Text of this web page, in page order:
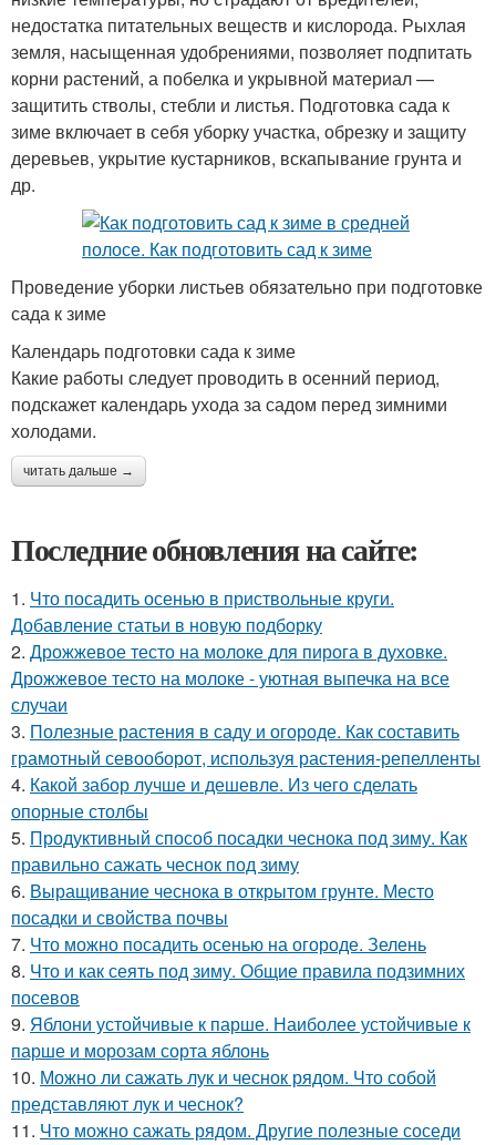
недостатка питательных веществ и кислорода. Рыхлая
земля, насыщенная удобрениями, позволяет подпитать
корни растений, а побелка и укрывной материал —
защитить стволы, стебли и листья. Подготовка сада к
зиме включает в себя уборку участка, обрезку и защиту
деревьев, укрытие кустарников, вскапывание грунта и
др.
Проведение уборки листьев обязательно при подготовке
сада к зиме
Календарь подготовки сада к зиме
Какие работы следует проводить в осенний период,
подскажет календарь ухода за садом перед зимними
холодами.
читать дальше →
Последние обновления на сайте:
1. Что посадить осенью в приствольные круги.
Добавление статьи в новую подборку
2. Дрожжевое тесто на молоке для пирога в духовке.
Дрожжевое тесто на молоке - уютная выпечка на все
случаи
3. Полезные растения в саду и огороде. Как составить
грамотный севооборот, используя растения-репелленты
4. Какой забор лучше и дешевле. Из чего сделать
опорные столбы
5. Продуктивный способ посадки чеснока под зиму. Как
правильно сажать чеснок под зиму
6. Выращивание чеснока в открытом грунте. Место
посадки и свойства почвы
7. Что можно посадить осенью на огороде. Зелень
8. Что и как сеять под зиму. Общие правила подзимних
посевов
9. Яблони устойчивые к парше. Наиболее устойчивые к
парше и морозам сорта яблонь
10. Можно ли сажать лук и чеснок рядом. Что собой
представляют лук и чеснок?
11. Что можно сажать рядом. Другие полезные соседи